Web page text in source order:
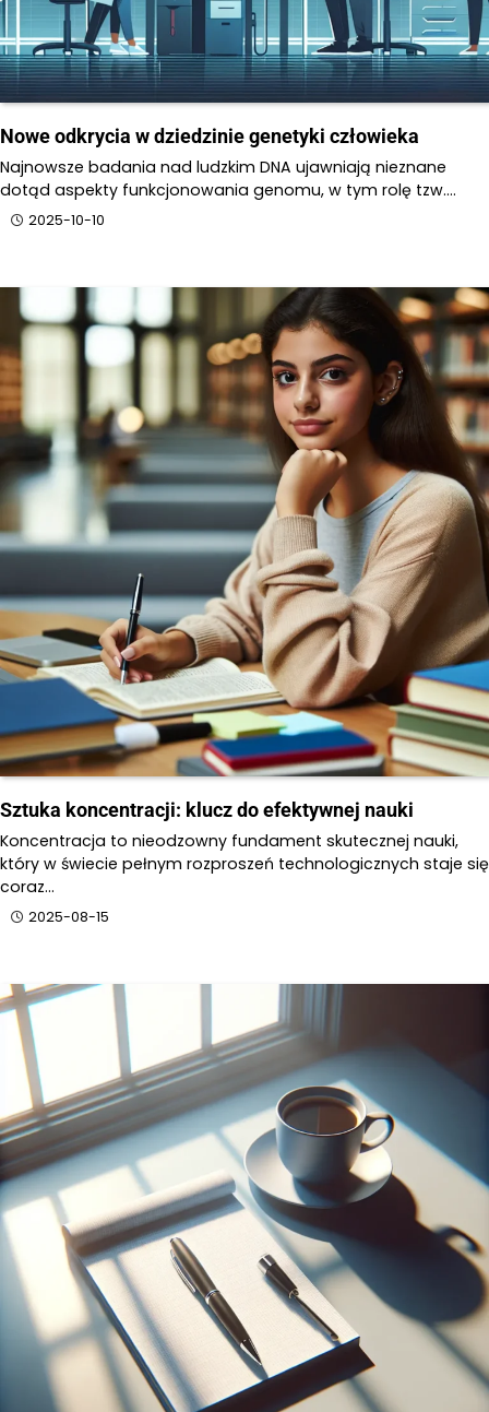
Nowe odkrycia w dziedzinie genetyki człowieka
Najnowsze badania nad ludzkim DNA ujawniają nieznane
dotąd aspekty funkcjonowania genomu, w tym rolę tzw.…
2025-10-10
Sztuka koncentracji: klucz do efektywnej nauki
Koncentracja to nieodzowny fundament skutecznej nauki,
który w świecie pełnym rozproszeń technologicznych staje się
coraz…
2025-08-15